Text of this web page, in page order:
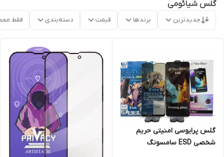
گلس شیائومی
جدیدترین برندها قیمت دسته‌بندی فقط
گلس پرایوسی امنیتی حریم
شخصی ESD سامسونگ